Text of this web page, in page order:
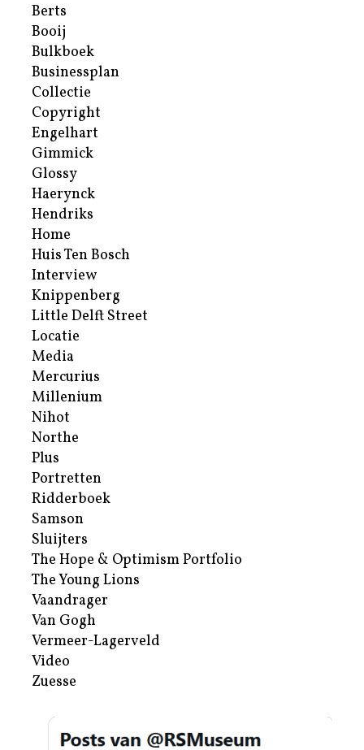
Berts
Booij
Bulkboek
Businessplan
Collectie
Copyright
Engelhart
Gimmick
Glossy
Haerynck
Hendriks
Home
Huis Ten Bosch
Interview
Knippenberg
Little Delft Street
Locatie
Media
Mercurius
Millenium
Nihot
Northe
Plus
Portretten
Ridderboek
Samson
Sluijters
The Hope & Optimism Portfolio
The Young Lions
Vaandrager
Van Gogh
Vermeer-Lagerveld
Video
Zuesse